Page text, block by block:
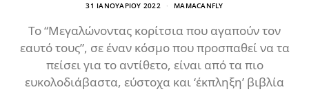
31 ΙΑΝΟΥΑΡΊΟΥ 2022 MAMACANFLY
Το “Μεγαλώνοντας κορίτσια που αγαπούν τον
εαυτό τους”, σε έναν κόσμο που προσπαθεί να τα
πείσει για το αντίθετο, είναι από τα πιο
ευκολοδιάβαστα, εύστοχα και ‘έκπληξη’ βιβλία